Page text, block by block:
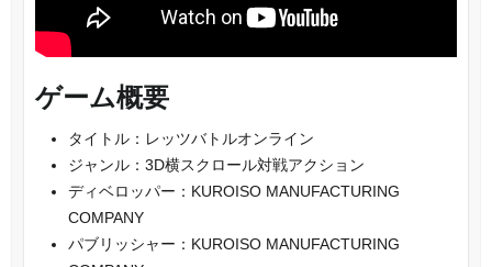
ゲーム概要
タイトル：レッツバトルオンライン
ジャンル：3D横スクロール対戦アクション
ディベロッパー：KUROISO MANUFACTURING
COMPANY
パブリッシャー：KUROISO MANUFACTURING